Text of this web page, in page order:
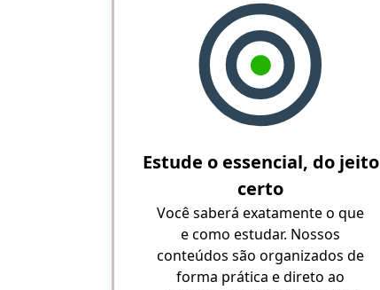
Estude o essencial, do jeito
certo
Você saberá exatamente o que
e como estudar. Nossos
conteúdos são organizados de
forma prática e direto ao